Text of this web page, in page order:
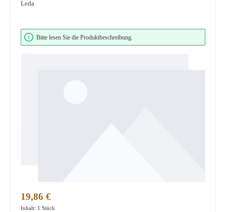
Leda
Bildergalerie überspringen
Bitte lesen Sie die Produktbeschreibung.
Regulärer Preis:
19,86 €
Inhalt: 1 Stück